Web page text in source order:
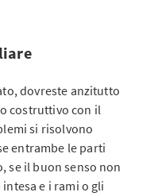
dovreste anzitutto
costruttivo con il
si risolvono
entrambe le parti
se il buon senso non
e i rami o gli